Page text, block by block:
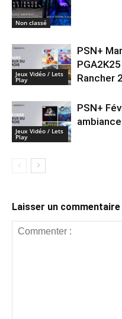
Non classé
Jeux Vidéo / Lets
Play
PSN+
Rancher
Jeux Vidéo / Lets
Play
PSN+
Laisser un commentaire